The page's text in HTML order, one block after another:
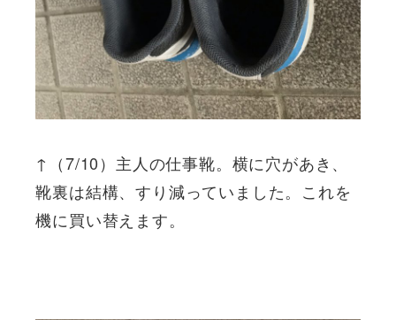
↑（7/10）主人の仕事靴。横に穴があき、
靴裏は結構、すり減っていました。これを
機に買い替えます。